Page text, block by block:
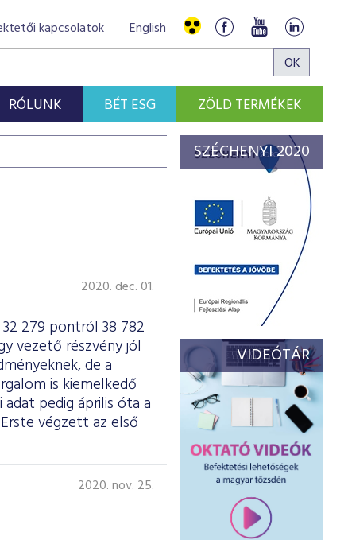
kapcsolatok English
RÓLUNK BÉT ESG ZÖLD TERMÉKEK
2020. dec. 01.
279 pontról 38 782
vezető részvény jól
de a
is kiemelkedő
pedig április óta a
végzett az első
2020. nov. 25.
SZÉCHENYI 2020
VIDEÓTÁR